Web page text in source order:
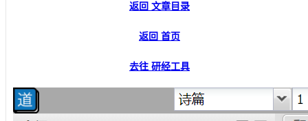
返回 文章目录
返回 首页
去往 研经工具